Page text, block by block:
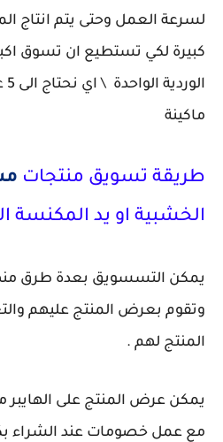
لسرعة العمل وحتى يتم انتاج
كبيرة لكي تستطيع ان تسوق
ماكينة
طريقة تسويق منتجات
الخشبية او يد المكنسة
يمكن التسسويق بعدة طرق
وتقوم بعرض المنتج عليهم
المنتج لهم .
يمكن عرض المنتج على الهايبر
مع عمل خصومات عند الشراء